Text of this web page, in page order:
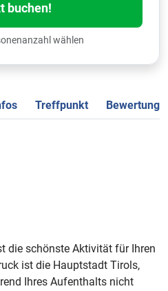
buchen!
wählen
Treffpunkt
die schönste Aktivität für Ihren
ist die Hauptstadt Tirols,
Ihres Aufenthalts nicht